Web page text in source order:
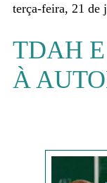
terça-feira, 21 de
TDAH
À